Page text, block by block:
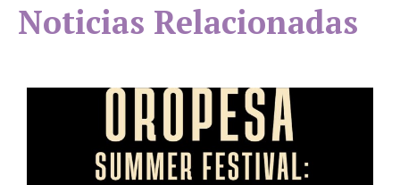
Noticias Relacionadas